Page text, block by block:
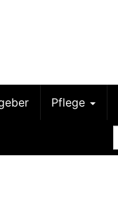
Pflege